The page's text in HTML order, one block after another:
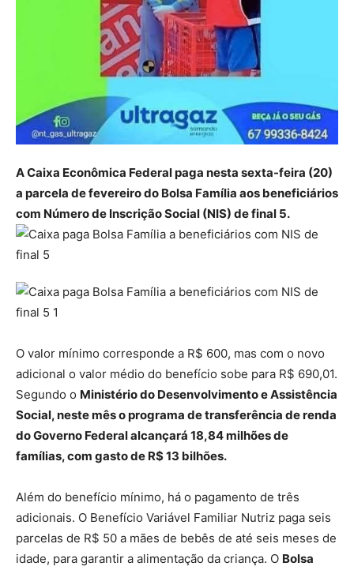
A Caixa Econômica Federal paga nesta sexta-feira (20)
a parcela de fevereiro do Bolsa Família aos beneficiários
com Número de Inscrição Social (NIS) de final 5.
O valor mínimo corresponde a R$ 600, mas com o novo
adicional o valor médio do benefício sobe para R$ 690,01.
Segundo o Ministério do Desenvolvimento e Assistência
Social, neste mês o programa de transferência de renda
do Governo Federal alcançará 18,84 milhões de
famílias, com gasto de R$ 13 bilhões.
Além do benefício mínimo, há o pagamento de três
adicionais. O Benefício Variável Familiar Nutriz paga seis
parcelas de R$ 50 a mães de bebês de até seis meses de
idade, para garantir a alimentação da criança. O Bolsa